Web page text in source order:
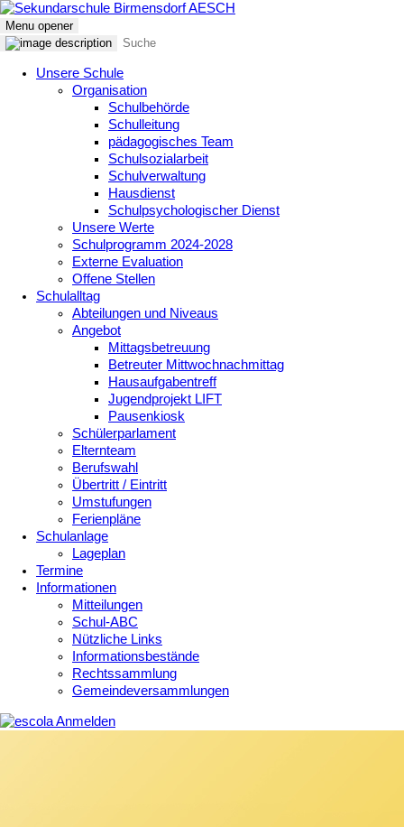
Menu opener
Unsere Schule
Organisation
Schulbehörde
Schulleitung
pädagogisches Team
Schulsozialarbeit
Schulverwaltung
Hausdienst
Schulpsychologischer Dienst
Unsere Werte
Schulprogramm 2024-2028
Externe Evaluation
Offene Stellen
Schulalltag
Abteilungen und Niveaus
Angebot
Mittagsbetreuung
Betreuter Mittwochnachmittag
Hausaufgabentreff
Jugendprojekt LIFT
Pausenkiosk
Schülerparlament
Elternteam
Berufswahl
Übertritt / Eintritt
Umstufungen
Ferienpläne
Schulanlage
Lageplan
Termine
Informationen
Mitteilungen
Schul-ABC
Nützliche Links
Informationsbestände
Rechtssammlung
Gemeindeversammlungen
Anmelden